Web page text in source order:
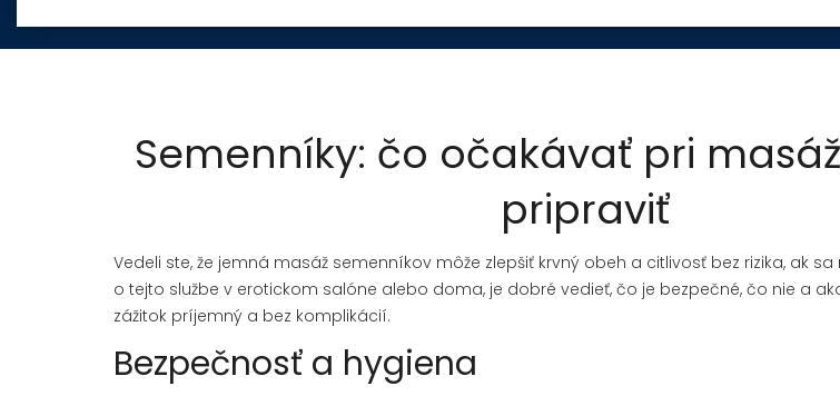
Semenníky: čo očakávať pri
pripraviť
Vedeli ste, že jemná masáž semenníkov môže zlepšiť krvný obeh a citlivosť bez rizika, ak
o tejto službe v erotickom salóne alebo doma, je dobré vedieť, čo je bezpečné, čo nie a
zážitok príjemný a bez komplikácií.
Bezpečnosť a hygiena